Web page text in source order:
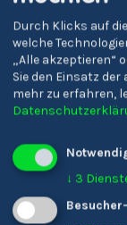
Durch Klicks auf
welche
„Alle akzeptieren“
Sie den Einsatz
mehr zu erfahren,
↓ 3